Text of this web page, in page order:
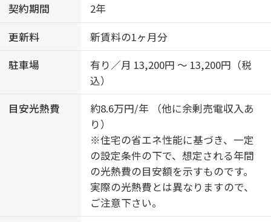
契約期間
2年
更新料
新賃料の1ヶ月分
駐車場
有り／月 13,200円 ～ 13,200円（税
込）
目安光熱費
約8.6万円/年 （他に余剰売電収入あ
り）
※住宅の省エネ性能に基づき、一定
の設定条件の下で、想定される年間
の光熱費の目安額を示すものです。
実際の光熱費とは異なりますので、
ご注意下さい。